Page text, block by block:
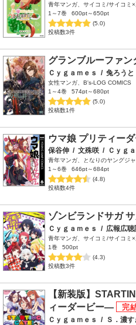
青年マンガ、サイコミ/サイコミ
1～7巻
600pt～650pt
(5.0)
投稿数3件
グランブルーファ
Ｃｙｇａｍｅｓ / 兔ろうと
女性マンガ、B's-LOG COMICS
1～4巻
574pt～680pt
(5.0)
投稿数1件
ウマ娘 プリティー
保谷伸 / 文殊咲 / Ｃｙｇ
青年マンガ、となりのヤングジ
1～6巻
646pt～684pt
(4.8)
投稿数4件
ゾンビランドサガ
Ｃｙｇａｍｅｓ / 広報広
青年マンガ、サイコミ/サイコミ
1巻
500pt
(4.3)
投稿数3件
【新装版】
ィーダービー―
Ｃｙｇａｍｅｓ / Ｓ．濃す